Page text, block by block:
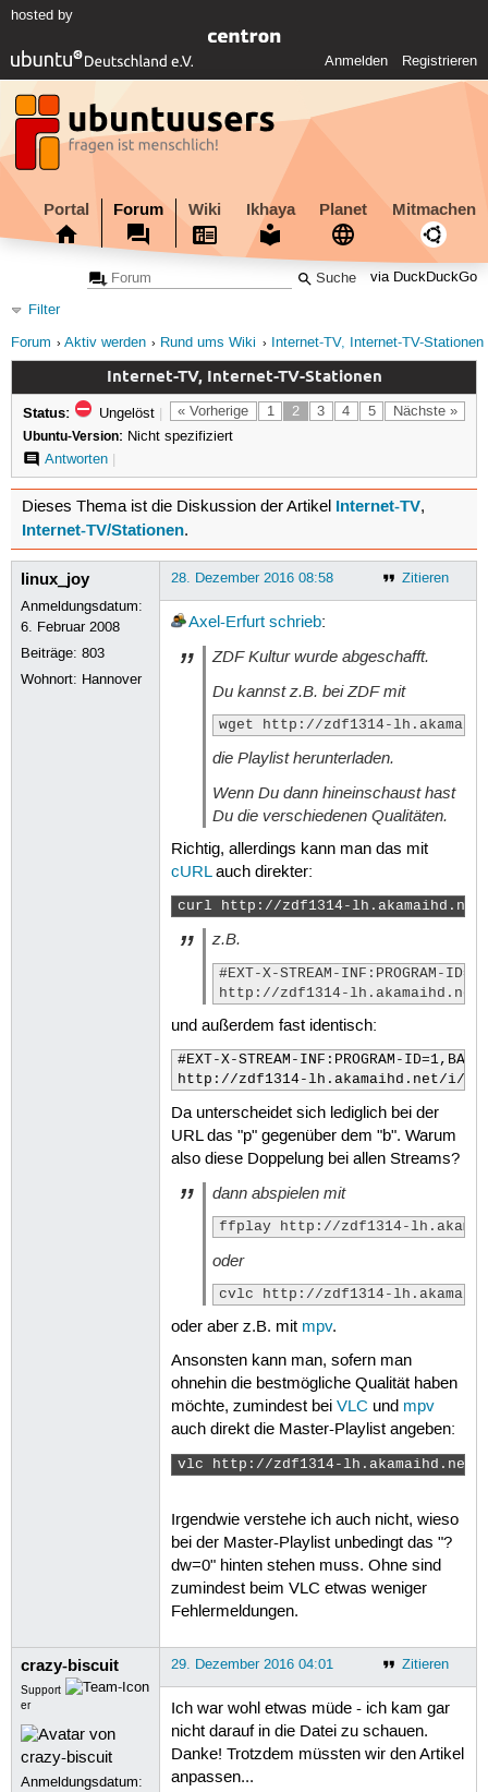
hosted by
Anmelden Registrieren
Portal Forum Wiki Ikhaya Planet Mitmachen
via DuckDuckGo
Filter
Forum
Aktiv werden Rund ums Wiki Internet-TV, Internet-TV-Stationen
Internet-TV, Internet-TV-Stationen
« Vorherige 1 2 3 4 5 Nächste »
Status: Ungelöst |
Ubuntu-Version: Nicht spezifiziert
Antworten|
Dieses Thema ist die Diskussion der Artikel Internet-TV,
Internet-TV/Stationen.
linux_joy
Anmeldungsdatum:
6. Februar 2008
Beiträge:803
Wohnort: Hannover
Zitieren
28. Dezember 2016 08:58
Axel-Erfurt schrieb:
ZDF Kultur wurde abgeschafft.
Du kannst z.B. bei ZDF mit
wget http://zdf1314-
die Playlist herunterladen.
Wenn Du dann hineinschaust hast
Du die verschiedenen Qualitäten.
Richtig, allerdings kann man das mit
cURLauch direkter:
curl http://zdf1314-lh.akamaihd.net/i/
z.B.
#EXT-X-STREAM-INF:PROGRAM-
http://zdf1314-lh.akamaihd.net/i/
und außerdem fast identisch:
#EXT-X-STREAM-INF:PROGRAM-
http://zdf1314-lh.akamaihd.net/i/
Da unterscheidet sich lediglich bei der
URL das "p" gegenüber dem "b". Warum
also diese Doppelung bei allen Streams?
dann abspielen mit
ffplay http://zdf1314-
oder
cvlc http://zdf1314-
oder aber z.B. mit mpv.
Ansonsten kann man, sofern man
ohnehin die bestmögliche Qualität haben
möchte, zumindest bei VLC und mpv
auch direkt die Master-Playlist angeben:
vlc http://zdf1314-lh.akamaihd.net/i/
Irgendwie verstehe ich auch nicht, wieso
bei der Master-Playlist unbedingt das "?
dw=0" hinten stehen muss. Ohne sind
zumindest beim VLC etwas weniger
Fehlermeldungen.
crazy-biscuit
Support
er
Anmeldungsdatum:
Zitieren
29. Dezember 2016 04:01
Ich war wohl etwas müde - ich kam gar
nicht darauf in die Datei zu schauen.
Danke! Trotzdem müssten wir den Artikel
anpassen...